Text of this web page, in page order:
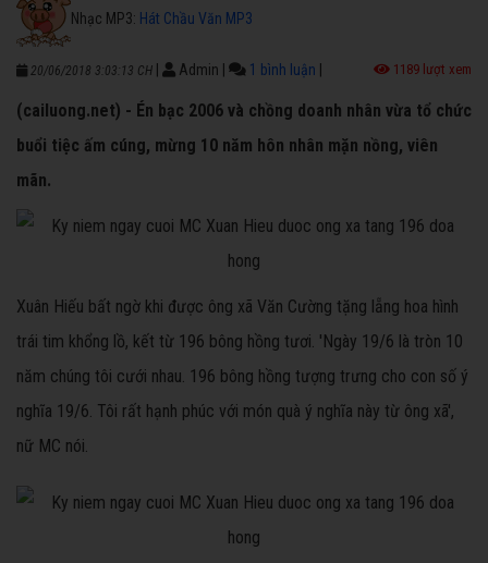
Nhạc MP3: Hát Chầu Văn MP3
20/06/2018 3:03:13 CH Admin 1 bình luận 1189 lượt xem
(cailuong.net) - Én bạc 2006 và chồng doanh nhân vừa tổ chức
buổi tiệc ấm cúng, mừng 10 năm hôn nhân mặn nồng, viên
mãn.
Xuân Hiếu bất ngờ khi được ông xã Văn Cường tặng lẵng hoa hình
trái tim khổng lồ, kết từ 196 bông hồng tươi. 'Ngày 19/6 là tròn 10
năm chúng tôi cưới nhau. 196 bông hồng tượng trưng cho con số ý
nghĩa 19/6. Tôi rất hạnh phúc với món quà ý nghĩa này từ ông xã',
nữ MC nói.